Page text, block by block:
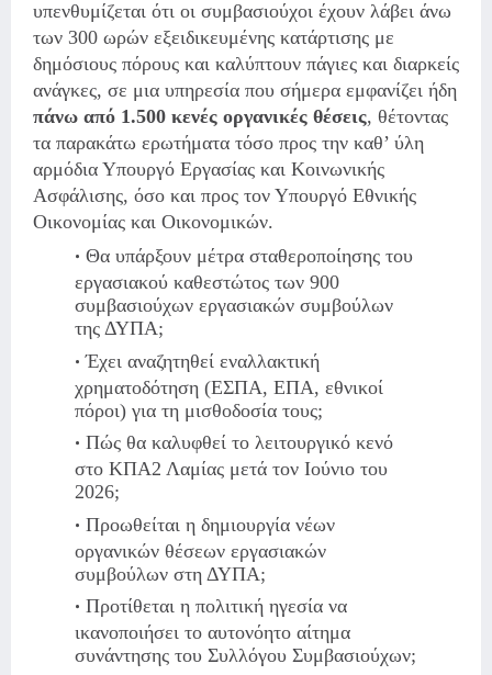
υπενθυμίζεται ότι οι συμβασιούχοι έχουν λάβει άνω
των 300 ωρών εξειδικευμένης κατάρτισης με
δημόσιους πόρους και καλύπτουν πάγιες και διαρκείς
ανάγκες, σε μια υπηρεσία που σήμερα εμφανίζει ήδη
πάνω από 1.500 κενές οργανικές θέσεις, θέτοντας
τα παρακάτω ερωτήματα τόσο προς την καθ’ ύλη
αρμόδια Υπουργό Εργασίας και Κοινωνικής
Ασφάλισης, όσο και προς τον Υπουργό Εθνικής
Οικονομίας και Οικονομικών.
Θα υπάρξουν μέτρα σταθεροποίησης του
εργασιακού καθεστώτος των 900
συμβασιούχων εργασιακών συμβούλων
της ΔΥΠΑ;
Έχει αναζητηθεί εναλλακτική
χρηματοδότηση (ΕΣΠΑ, ΕΠΑ, εθνικοί
πόροι) για τη μισθοδοσία τους;
Πώς θα καλυφθεί το λειτουργικό κενό
στο ΚΠΑ2 Λαμίας μετά τον Ιούνιο του
2026;
Προωθείται η δημιουργία νέων
οργανικών θέσεων εργασιακών
συμβούλων στη ΔΥΠΑ;
Προτίθεται η πολιτική ηγεσία να
ικανοποιήσει το αυτονόητο αίτημα
συνάντησης του Συλλόγου Συμβασιούχων;